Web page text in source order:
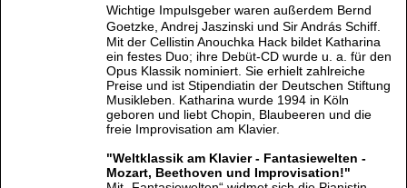
Wichtige Impulsgeber waren außerdem Bernd
Goetzke, Andrej Jaszinski und Sir András Schiff.
Mit der Cellistin Anouchka Hack bildet Katharina
ein festes Duo; ihre Debüt-CD wurde u. a. für den
Opus Klassik nominiert. Sie erhielt zahlreiche
Preise und ist Stipendiatin der Deutschen Stiftung
Musikleben. Katharina wurde 1994 in Köln
geboren und liebt Chopin, Blaubeeren und die
freie Improvisation am Klavier.
"Weltklassik am Klavier - Fantasiewelten -
Mozart, Beethoven und Improvisation!"